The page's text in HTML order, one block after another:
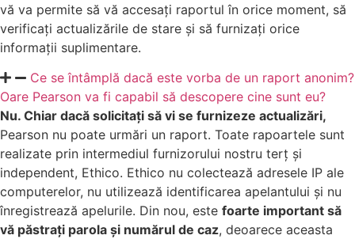
vă va permite să vă accesați raportul în orice moment, să
verificați actualizările de stare și să furnizați orice
informații suplimentare.
Ce se întâmplă dacă este vorba de un raport anonim?
Oare Pearson va fi capabil să descopere cine sunt eu?
Nu. Chiar dacă solicitați să vi se furnizeze actualizări,
Pearson nu poate urmări un raport. Toate rapoartele sunt
realizate prin intermediul furnizorului nostru terț și
independent, Ethico. Ethico nu colectează adresele IP ale
computerelor, nu utilizează identificarea apelantului și nu
înregistrează apelurile. Din nou, este foarte important să
vă păstrați parola și numărul de caz, deoarece aceasta